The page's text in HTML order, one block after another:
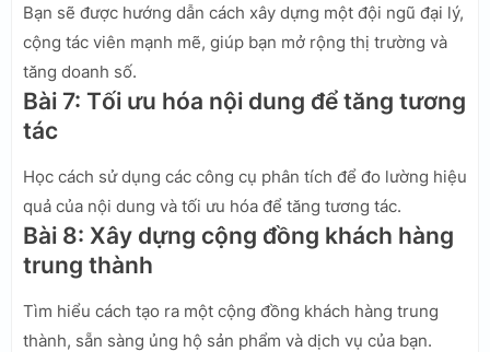
Bạn sẽ được hướng dẫn cách xây dựng một đội ngũ đại lý,
cộng tác viên mạnh mẽ, giúp bạn mở rộng thị trường và
tăng doanh số.
Bài 7: Tối ưu hóa nội dung để tăng tương
tác
Học cách sử dụng các công cụ phân tích để đo lường hiệu
quả của nội dung và tối ưu hóa để tăng tương tác.
Bài 8: Xây dựng cộng đồng khách hàng
trung thành
Tìm hiểu cách tạo ra một cộng đồng khách hàng trung
thành, sẵn sàng ủng hộ sản phẩm và dịch vụ của bạn.